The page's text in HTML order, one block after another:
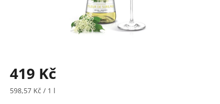
419 Kč
Měrná
598,57 Kč / 1 l